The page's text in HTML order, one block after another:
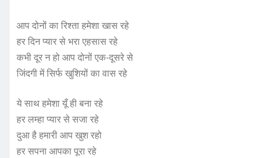
आप दोनों का रिश्ता हमेशा खास रहे
हर दिन प्यार से भरा एहसास रहे
कभी दूर न हो आप दोनों एक-दूसरे से
जिंदगी में सिर्फ खुशियों का वास रहे
ये साथ हमेशा यूँ ही बना रहे
हर लम्हा प्यार से सजा रहे
दुआ है हमारी आप खुश रहो
हर सपना आपका पूरा रहे